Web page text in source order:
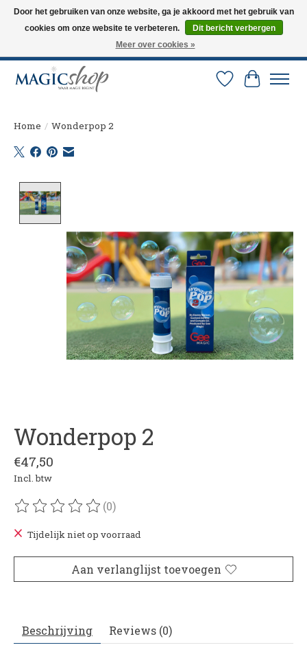
Altijd de nieuwste trucs op voorraad. Snelle verzending via PostNL en DHL.
Langskomen in onze winkel? Bel of mail om een afspraak te maken. 0251-
Verlanglijst
Home / Wonderpop 2
Wonderpop 2
€47,50
Incl. btw
De beoordeling van dit product is
(0)
Tijdelijk niet op voorraad
Aan verlanglijst toevoegen
Beschrijving Reviews (0)
Door het gebruiken van onze website, ga je akkoord met het gebruik van
cookies om onze website te verbeteren.
Dit bericht verbergen
Meer over cookies »